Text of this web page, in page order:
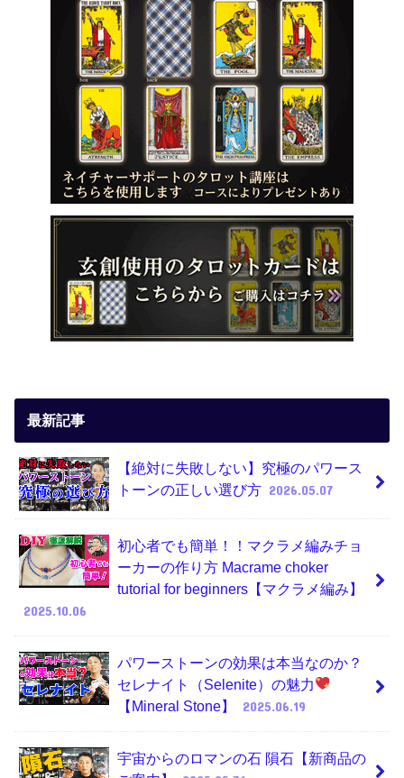
最新記事
【絶対に失敗しない】究極のパワース
トーンの正しい選び方 2026.05.07
初心者でも簡単！！マクラメ編みチョ
ーカーの作り方 Macrame choker
tutorial for beginners【マクラメ編み】
2025.10.06
パワーストーンの効果は本当なのか？
セレナイト（Selenite）の魅力
【Mineral Stone】
2025.06.19
宇宙からのロマンの石 隕石【新商品の